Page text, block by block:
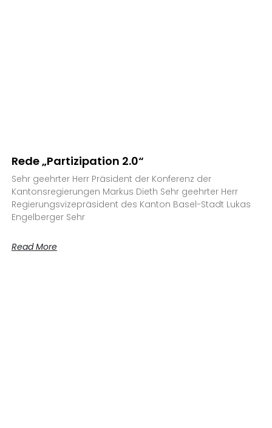
Rede „Partizipation 2.0“
Sehr geehrter Herr Präsident der Konferenz der
Kantonsregierungen Markus Dieth Sehr geehrter Herr
Regierungsvizepräsident des Kanton Basel-Stadt Lukas
Engelberger Sehr
Read More